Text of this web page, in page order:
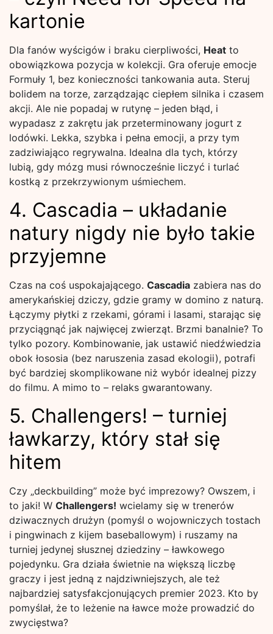
kartonie
Dla fanów wyścigów i braku cierpliwości, Heat to
obowiązkowa pozycja w kolekcji. Gra oferuje emocje
Formuły 1, bez konieczności tankowania auta. Steruj
bolidem na torze, zarządzając ciepłem silnika i czasem
akcji. Ale nie popadaj w rutynę – jeden błąd, i
wypadasz z zakrętu jak przeterminowany jogurt z
lodówki. Lekka, szybka i pełna emocji, a przy tym
zadziwiająco regrywalna. Idealna dla tych, którzy
lubią, gdy mózg musi równocześnie liczyć i turlać
kostką z przekrzywionym uśmiechem.
4. Cascadia – układanie
natury nigdy nie było takie
przyjemne
Czas na coś uspokajającego. Cascadia zabiera nas do
amerykańskiej dziczy, gdzie gramy w domino z naturą.
Łączymy płytki z rzekami, górami i lasami, starając się
przyciągnąć jak najwięcej zwierząt. Brzmi banalnie? To
tylko pozory. Kombinowanie, jak ustawić niedźwiedzia
obok łososia (bez naruszenia zasad ekologii), potrafi
być bardziej skomplikowane niż wybór idealnej pizzy
do filmu. A mimo to – relaks gwarantowany.
5. Challengers! – turniej
ławkarzy, który stał się
hitem
Czy „deckbuilding” może być imprezowy? Owszem, i
to jaki! W Challengers! wcielamy się w trenerów
dziwacznych drużyn (pomyśl o wojowniczych tostach
i pingwinach z kijem baseballowym) i ruszamy na
turniej jedynej słusznej dziedziny – ławkowego
pojedynku. Gra działa świetnie na większą liczbę
graczy i jest jedną z najdziwniejszych, ale też
najbardziej satysfakcjonujących premier 2023. Kto by
pomyślał, że to leżenie na ławce może prowadzić do
zwycięstwa?